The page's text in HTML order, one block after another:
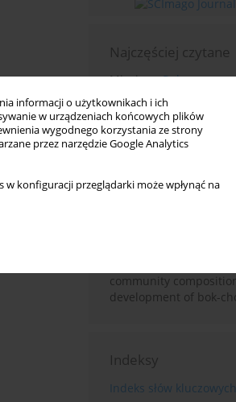
informacji o użytkownikach i ich
w urządzeniach końcowych plików
wygodnego korzystania ze strony
przez narzędzie Google Analytics
konfiguracji przeglądarki może wpłynąć na
Najczęściej czytane
Miesiąc
Rok
Towards sustainable
synthetic microbial
multifunctional roles,
applications, and
Impacts of mining
properties: case
Bio-organic fertilizers
induce changes in
community
development of bok-
Indeksy
Indeks słów kluczowych